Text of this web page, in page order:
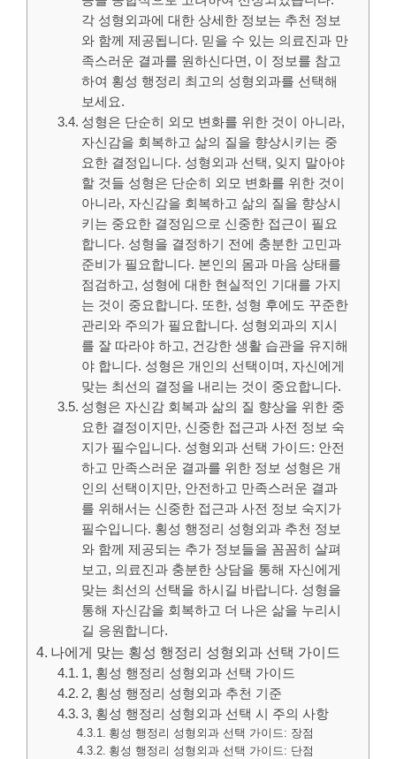
각 성형외과에 대한 상세한 정보는 추천 정보
와 함께 제공됩니다. 믿을 수 있는 의료진과 만
족스러운 결과를 원하신다면, 이 정보를 참고
하여 횡성 행정리 최고의 성형외과를 선택해
보세요.
성형은 단순히 외모 변화를 위한 것이 아니라,
자신감을 회복하고 삶의 질을 향상시키는 중
요한 결정입니다. 성형외과 선택, 잊지 말아야
할 것들 성형은 단순히 외모 변화를 위한 것이
아니라, 자신감을 회복하고 삶의 질을 향상시
키는 중요한 결정임으로 신중한 접근이 필요
합니다. 성형을 결정하기 전에 충분한 고민과
준비가 필요합니다. 본인의 몸과 마음 상태를
점검하고, 성형에 대한 현실적인 기대를 가지
는 것이 중요합니다. 또한, 성형 후에도 꾸준한
관리와 주의가 필요합니다. 성형외과의 지시
를 잘 따라야 하고, 건강한 생활 습관을 유지해
야 합니다. 성형은 개인의 선택이며, 자신에게
맞는 최선의 결정을 내리는 것이 중요합니다.
성형은 자신감 회복과 삶의 질 향상을 위한 중
요한 결정이지만, 신중한 접근과 사전 정보 숙
지가 필수입니다. 성형외과 선택 가이드: 안전
하고 만족스러운 결과를 위한 정보 성형은 개
인의 선택이지만, 안전하고 만족스러운 결과
를 위해서는 신중한 접근과 사전 정보 숙지가
필수입니다. 횡성 행정리 성형외과 추천 정보
와 함께 제공되는 추가 정보들을 꼼꼼히 살펴
보고, 의료진과 충분한 상담을 통해 자신에게
맞는 최선의 선택을 하시길 바랍니다. 성형을
통해 자신감을 회복하고 더 나은 삶을 누리시
길 응원합니다.
나에게 맞는 횡성 행정리 성형외과 선택 가이드
1, 횡성 행정리 성형외과 선택 가이드
2, 횡성 행정리 성형외과 추천 기준
3, 횡성 행정리 성형외과 선택 시 주의 사항
횡성 행정리 성형외과 선택 가이드: 장점
횡성 행정리 성형외과 선택 가이드: 단점